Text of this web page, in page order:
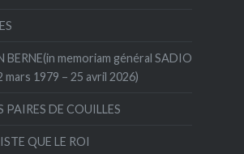
BERNE(in memoriam général SADIO
mars 1979 – 25 avril 2026)
PAIRES DE COUILLES
QUE LE ROI